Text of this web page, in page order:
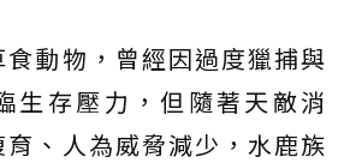
動物，曾經因過度獵捕與
生存壓力，但隨著天敵消
、人為威脅減少，水鹿族